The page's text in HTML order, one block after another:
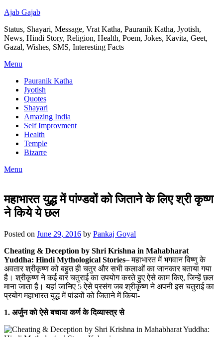
Ajab Gajab
Status, Shayari, Message, Vrat Katha, Pauranik Katha, Jyotish,
News, Hindi Story, Religion, Health, Poem, Jokes, Kavita, Geet,
Gazal, Wishes, SMS, Interesting Facts
Menu
Pauranik Katha
Jyotish
Quotes
Shayari
Amazing India
Self Improvment
Health
Temple
Bizarre
Menu
महाभारत युद्ध में पांण्डवों को जिताने के लिए श्री कृष्ण
ने किये ये छल
Posted on June 29, 2016 by Pankaj Goyal
Cheating & Deception by Shri Krishna in Mahabharat
Yuddha: Hindi Mythological Stories– महाभारत में भगवान विष्णु के
अवतार श्रीकृष्ण को बहुत ही चतुर और सभी कलाओं का जानकार बताया गया
है। श्रीकृष्ण ने कई बार चतुराई का उपयोग करते हुए ऐसे काम किए, जिन्हें छल
माना जाता है। यहां जानिए 5 ऐसे प्रसंग जब श्रीकृष्ण ने अपनी इस चतुराई का
प्रयोग महाभारत युद्ध में पांडवों को जिताने में किया-
1. अर्जुन को ऐसे बचाया कर्ण के दिव्यास्त्र से